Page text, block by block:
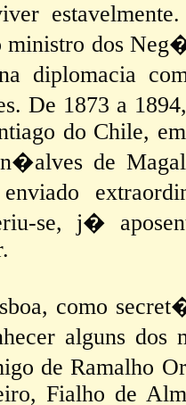
dos
diplomacia
De 1873 a
do Chile,
de
se, j�
como
alguns
de Ramalho
Fialho de